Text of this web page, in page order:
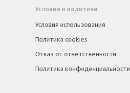
Условия и политики
Условия использования
Политика cookies
Отказ от ответственности
Политика конфиденциальности